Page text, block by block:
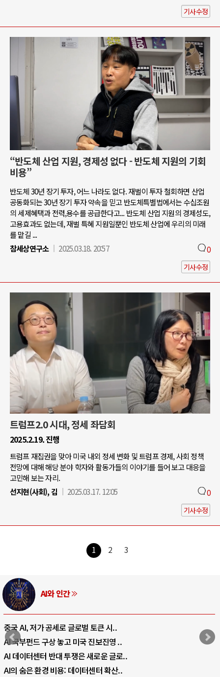
기사수정
“반도체 산업 지원, 경제성 없다 - 반도체 지원의 기회
비용”
반도체 30년 장기 투자, 어느 나라도 없다. 재벌이 투자 철회하면 산업
공동화되는 30년 장기 투자 약속을 믿고 반도체특별법에서는 수십조원
의 세제혜택과 전력,용수를 공급한다고... 반도체 산업 지원의 경제성도,
고용효과도 없는데, 재벌 특혜 지원일뿐인 반도체 산업에 우리의 미래
를 맡길 ...
참세상연구소
2025.03.18. 20:57 0
기사수정
트럼프2.0 시대, 정세 좌담회
2025.2.19. 진행
트럼프 재집권을 맞아 미국 내외 정세 변화 및 트럼프 경제, 사회 정책
전망에 대해 해당 분야 학자와 활동가들의 이야기를 들어 보고 대응을
고민해 보는 자리.
선지현(사회), 김
2025.03.17. 12:05 0
기사수정
1 2 3
AI와 인간
중국 AI, 저가 공세로 글로벌 토큰 시..
AI 국부펀드 구상 놓고 미국 진보진영 ..
AI 데이터센터 반대 투쟁은 새로운 글로..
AI의 숨은 환경 비용: 데이터센터 확산..